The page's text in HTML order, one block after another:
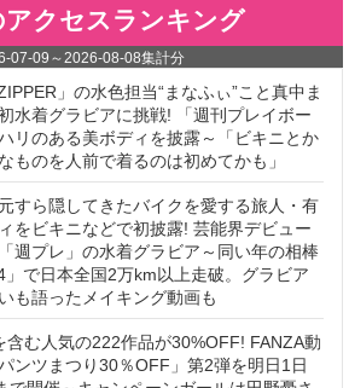
アクセスランキング
07-09 ～2026-08-08集計分
」の水色担当“まなふぃ”こと真中ま
水着グラビアに挑戦! 「週刊プレイボー
リのある美ボディを披露～「ビキニとか
ものを人前で着るのは初めてかも」
すら隠してきたバイクを愛する旅人・有
をビキニなどで初披露! 芸能界デビュー
週プレ」の水着グラビア～同い年の相棒
」で日本全国2万km以上走破。グラビア
も語ったメイキング動画も
含む人気の222作品が30%OFF! FANZA動
ンツまつり30％OFF」第2弾を明日1日